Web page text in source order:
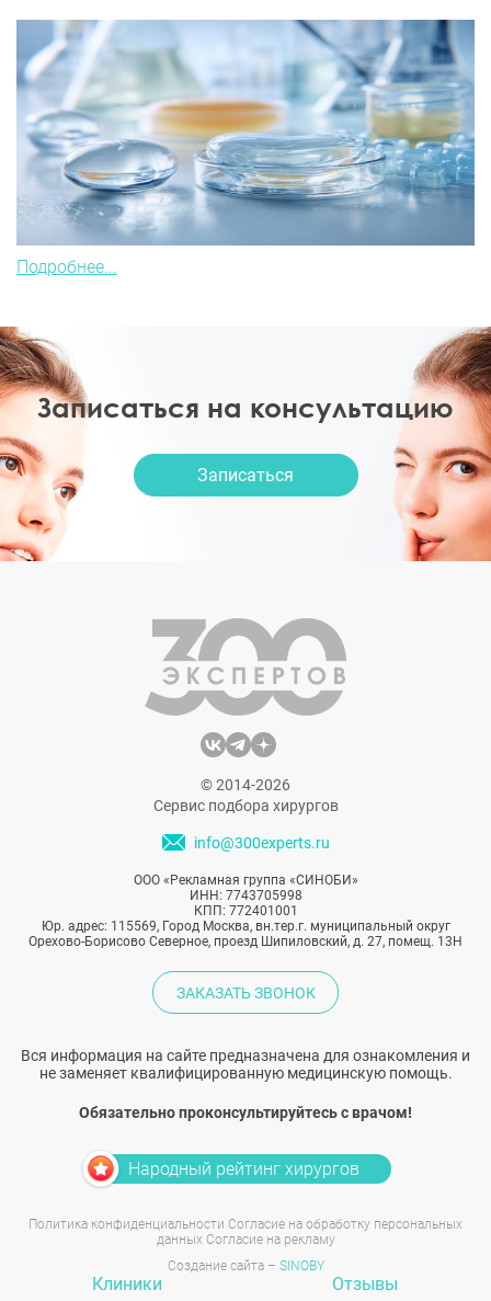
Подробнее...
Записаться на консультацию
Записаться
© 2014-2026
Сервис подбора хирургов
info@300experts.ru
ООО «Рекламная группа «СИНОБИ»
ИНН: 7743705998
КПП: 772401001
Юр. адрес: 115569, Город Москва, вн.тер.г. муниципальный округ
Орехово-Борисово Северное, проезд Шипиловский, д. 27, помещ. 13Н
ЗАКАЗАТЬ ЗВОНОК
Вся информация на сайте предназначена для ознакомления и
не заменяет квалифицированную медицинскую помощь.
Обязательно проконсультируйтесь с врачом!
Народный рейтинг хирургов
Политика конфиденциальности Согласие на обработку персональных
данных Согласие на рекламу
Создание сайта – SINOBY
Клиники Отзывы